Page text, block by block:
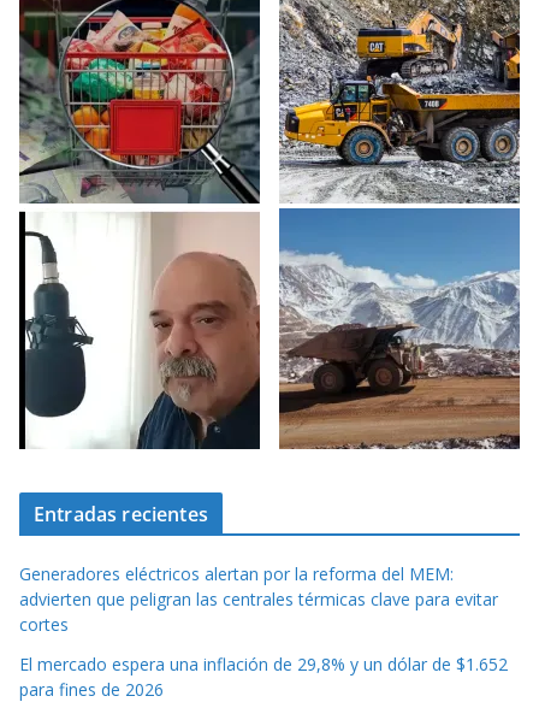
Entradas recientes
Generadores eléctricos alertan por la reforma del MEM:
advierten que peligran las centrales térmicas clave para evitar
cortes
El mercado espera una inflación de 29,8% y un dólar de $1.652
para fines de 2026